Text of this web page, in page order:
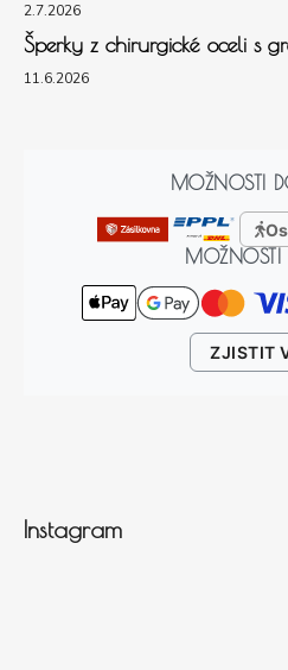
2.7.2026
Šperky z chirurgické oceli s
11.6.2026
MOŽNOSTI
MOŽNOSTI
ZJISTIT
Instagram